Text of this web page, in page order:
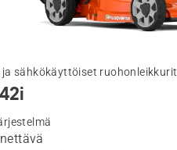
ja sähkökäyttöiset ruohonleikkurit